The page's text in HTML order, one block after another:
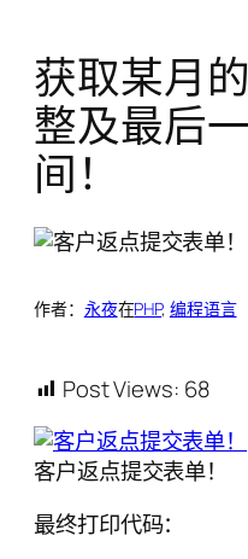
获取某月
整及最后
间！
作者： 永夜在PHP, 编程语言
Post Views: 68
客户返点提交表单！
最终打印代码：